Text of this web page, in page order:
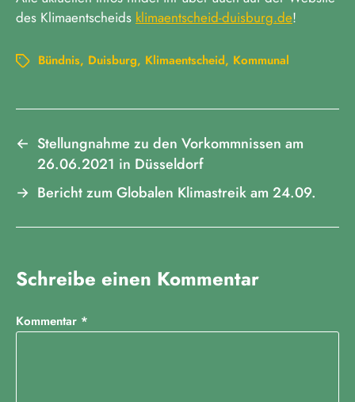
des Klimaentscheids klimaentscheid-duisburg.de!
Bündnis, Duisburg, Klimaentscheid, Kommunal
← Stellungnahme zu den Vorkommnissen am
26.06.2021 in Düsseldorf
→ Bericht zum Globalen Klimastreik am 24.09.
Schreibe einen Kommentar
Kommentar *